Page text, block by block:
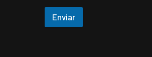
Enviar